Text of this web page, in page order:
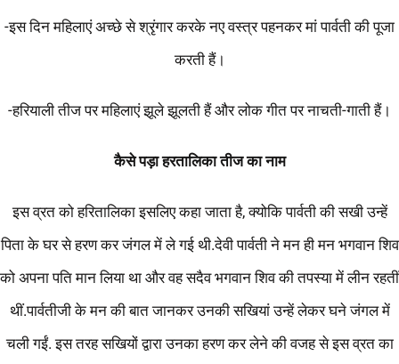
-इस दिन महिलाएं अच्छे से श्रृंगार करके नए वस्त्र पहनकर मां पार्वती की पूजा
करती हैं।
-हरियाली तीज पर महिलाएं झूले झूलती हैं और लोक गीत पर नाचती-गाती हैं।
कैसे पड़ा हरतालिका तीज का नाम
इस व्रत को हरितालिका इसलिए कहा जाता है, क्योकि पार्वती की सखी उन्हें
पिता के घर से हरण कर जंगल में ले गई थी.देवी पार्वती ने मन ही मन भगवान शिव
को अपना पति मान लिया था और वह सदैव भगवान शिव की तपस्या में लीन रहतीं
थीं.पार्वतीजी के मन की बात जानकर उनकी सखियां उन्हें लेकर घने जंगल में
चली गईं. इस तरह सखियों द्वारा उनका हरण कर लेने की वजह से इस व्रत का